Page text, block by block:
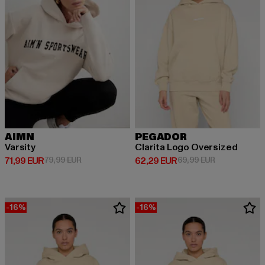
AIMN
Varsity
71,99 EUR
Prix courant: 71,99 EUR
79,99 EURPrix en promotion: 79,99 EUR
PEGADOR
Clarita Logo Oversized
62,29 EUR
Prix courant: 62,29 EUR
69,99 EURPrix en
-16% -16%